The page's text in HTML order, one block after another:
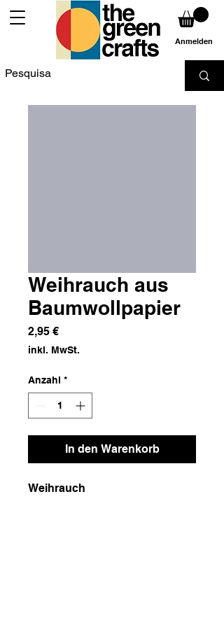
Anmelden
Weihrauch aus
Baumwollpapier
2,95 €Preis
inkl. MwSt.
Anzahl *
In den Warenkorb
Weihrauch